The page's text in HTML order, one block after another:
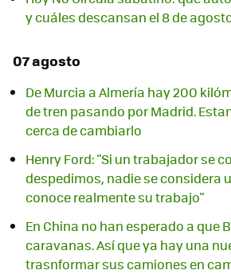
y cuáles descansan el 8 de
07 agosto
De Murcia a Almería hay 200
de tren pasando por Madrid.
cerca de cambiarlo
Henry Ford: "Si un trabajador se
despedimos, nadie se considera
conoce realmente su trabajo"
En China no han esperado a que
caravanas. Así que ya hay una
trasnformar sus camiones en